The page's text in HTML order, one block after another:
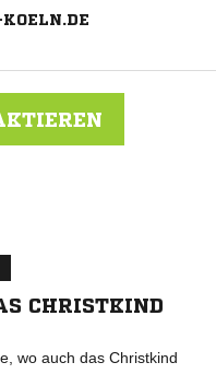
CHRISTKIND
wo auch das Christkind